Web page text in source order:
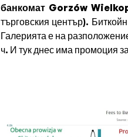
банкомат Gorzów
търговския център).
Галерията е на
ч. И тук днес има промоция